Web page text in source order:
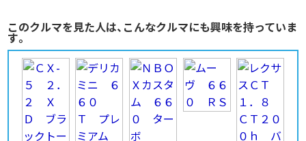
このクルマを見た人は、こんなクルマにも興味を持っていま
す。